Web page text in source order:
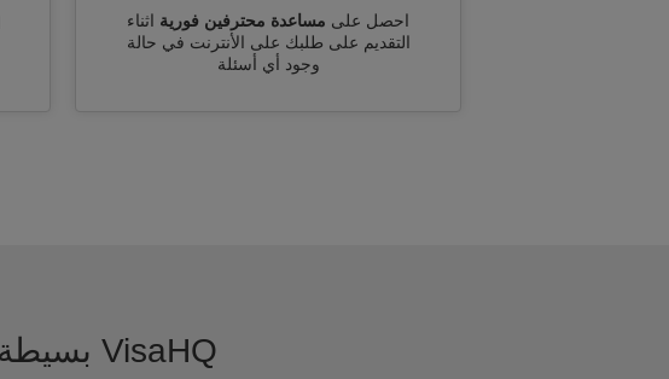
احصل على مساعدة محترفين فورية اثناء
التقديم على طلبك على الأنترنت في حالة
وجود أي أسئلة
VisaHQ بسيطة, بديهية و مفصلة خصيصا للمسافرين